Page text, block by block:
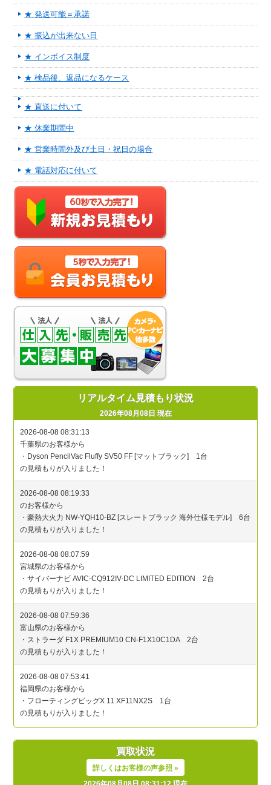
★ 発送可能＝承諾
★ 振込が出来ない日
★ インボイス制度
★ 検品後、返品になるケース
★ 直送に付いて
★ 休業期間中
★ 営業時間外及び土日・祝日の場合
★ 電話対応に付いて
リアルタイム見積もり状況
2026年08月08日 現在
買取状況
詳しくはお客様の声参照 »